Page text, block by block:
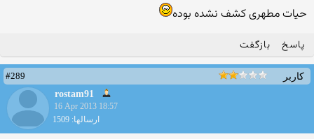
حیات مطهری کشف نشده بوده
پاسخ بازگفت
کاربر
#289
rostam91
16 Apr 2013 18:57
ارسالها: 1509